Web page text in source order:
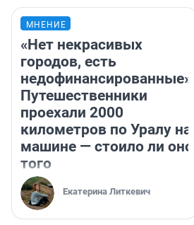
МНЕНИЕ
«Нет некрасивых
городов, есть
недофинансированные».
Путешественники
проехали 2000
километров по Уралу на
машине — стоило ли оно
того
Екатерина Литкевич